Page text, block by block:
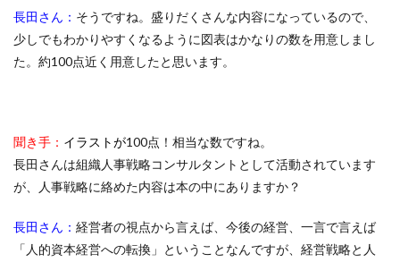
長田さん： そうですね。盛りだくさんな内容になっているので、
少しでもわかりやすくなるように図表はかなりの数を用意しまし
た。約100点近く用意したと思います。
聞き手： イラストが100点！相当な数ですね。
長田さんは組織人事戦略コンサルタントとして活動されています
が、人事戦略に絡めた内容は本の中にありますか？
長田さん： 経営者の視点から言えば、今後の経営、一言で言えば
「人的資本経営への転換」ということなんですが、経営戦略と人